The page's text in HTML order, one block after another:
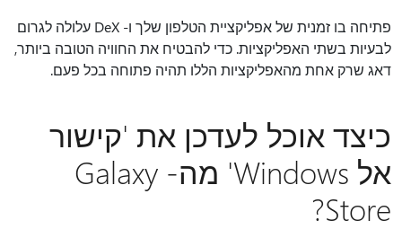
פתיחה בו זמנית של אפליקציית הטלפון שלך ו- DeX עלולה לגרום
לבעיות בשתי האפליקציות. כדי להבטיח את החוויה הטובה ביותר,
דאג שרק אחת מהאפליקציות הללו תהיה פתוחה בכל פעם.
כיצד אוכל לעדכן את 'קישור
אל Windows' מה- Galaxy
Store?